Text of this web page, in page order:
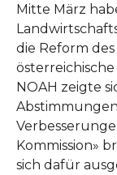
Mitte März
die Reform
NOAH zeigte
Kommission»
sich dafür